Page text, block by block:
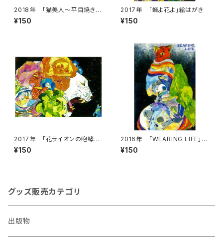
2018年 「猫美人～平目焼きの
誘惑～」絵はがき
¥150
2017年 「蝶よ花よ」絵はがき
¥150
2017年 「花ライオンの咆哮」
絵はがき
¥150
2016年 「WEARING LIFE」絵
はがき
¥150
グッズ販売カテゴリ
出版物